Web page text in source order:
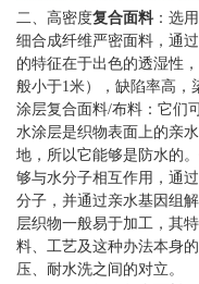
二、高密度复合面料 ：选
细合成纤维严密面料，通
的特征在于出色的透湿性
般小于1米），缺陷率高，
涂层复合面料/布料：它们
水涂层是织物表面上的亲
地，所以它能够是防水的
够与水分子相互作用，通
分子，并通过亲水基因组
层织物一般易于加工，其
料、工艺及这种办法本身
压、耐水洗之间的对立。